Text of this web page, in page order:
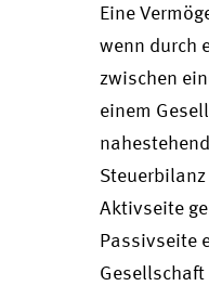
Eine
wenn durch
zwischen
einem
Aktivseite
Passivseite